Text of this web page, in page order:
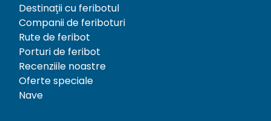
Destinații cu feribotul
Companii de feriboturi
Rute de feribot
Porturi de feribot
Recenziile noastre
Oferte speciale
Nave